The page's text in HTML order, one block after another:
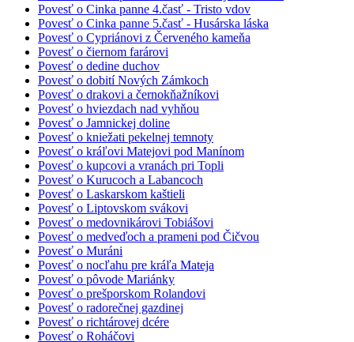
Povesť o Cinka panne 4.časť - Tristo vdov
Povesť o Cinka panne 5.časť - Husárska láska
Povesť o Cypriánovi z Červeného kameňa
Povesť o čiernom farárovi
Povesť o dedine duchov
Povesť o dobití Nových Zámkoch
Povesť o drakovi a černokňažníkovi
Povesť o hviezdach nad vyhňou
Povesť o Jamnickej doline
Povesť o kniežati pekelnej temnoty
Povesť o kráľovi Matejovi pod Manínom
Povesť o kupcovi a vranách pri Topli
Povesť o Kurucoch a Labancoch
Povesť o Laskarskom kaštieli
Povesť o Liptovskom svákovi
Povesť o medovnikárovi Tobiášovi
Povesť o medveďoch a prameni pod Čičvou
Povesť o Muráni
Povesť o nocľahu pre kráľa Mateja
Povesť o pôvode Mariánky
Povesť o prešporskom Rolandovi
Povesť o radorečnej gazdinej
Povesť o richtárovej dcére
Povesť o Roháčovi